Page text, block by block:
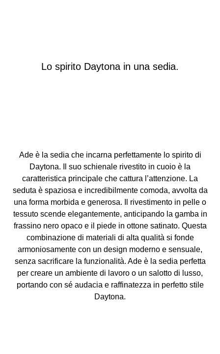
Lo spirito Daytona in una sedia.
Ade è la sedia che incarna perfettamente lo spirito di
Daytona. Il suo schienale rivestito in cuoio è la
caratteristica principale che cattura l’attenzione. La
seduta è spaziosa e incredibilmente comoda, avvolta da
una forma morbida e generosa. Il rivestimento in pelle o
tessuto scende elegantemente, anticipando la gamba in
frassino nero opaco e il piede in ottone satinato. Questa
combinazione di materiali di alta qualità si fonde
armoniosamente con un design moderno e sensuale,
senza sacrificare la funzionalità. Ade è la sedia perfetta
per creare un ambiente di lavoro o un salotto di lusso,
portando con sé audacia e raffinatezza in perfetto stile
Daytona.